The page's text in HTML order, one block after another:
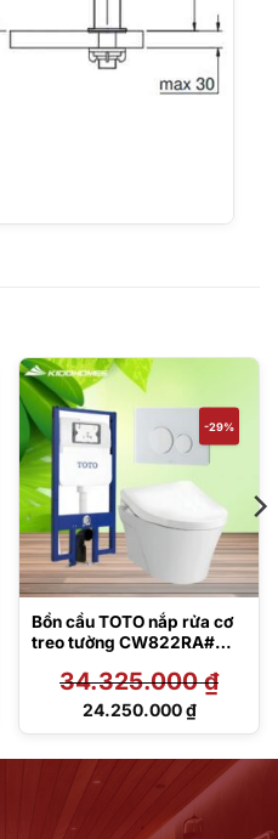
-29%
Bồn cầu TOTO nắp rửa cơ
treo tường CW822RA#W
MB176G#WH
34.325.000₫
Giá
34.325.000 ₫.
24.250.000₫
Giá
24.250.000 ₫.